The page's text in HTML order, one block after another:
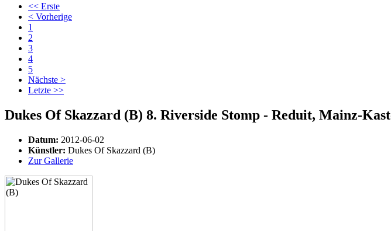
<< Erste
< Vorherige
1
2
3
4
5
Nächste >
Letzte >>
Dukes Of Skazzard (B) 8. Riverside Stomp - Reduit, Mainz-
Datum: 2012-06-02
Künstler: Dukes Of Skazzard (B)
Zur Gallerie